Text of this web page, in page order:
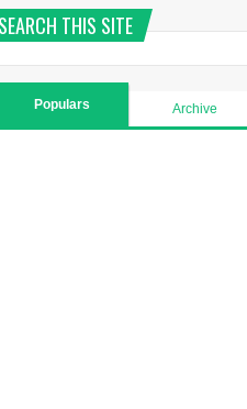
SEARCH THIS SITE
Populars Archive